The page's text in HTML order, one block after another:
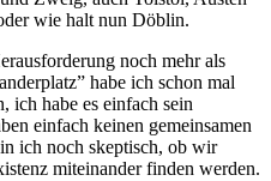
wie halt nun Döblin.
noch mehr als
habe ich schon mal
ich habe es einfach sein
einfach keinen gemeinsamen
ich noch skeptisch, ob wir
miteinander finden werden.